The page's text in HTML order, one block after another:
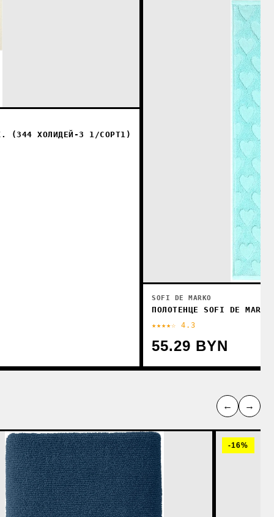
(344 ХОЛИДЕЙ-3 1/СОРТ1)
SOFI DE MARKO
ПОЛОТЕНЦЕ SOFI DE
★★★★☆ 4.3
55.29 BYN
← →
-16%